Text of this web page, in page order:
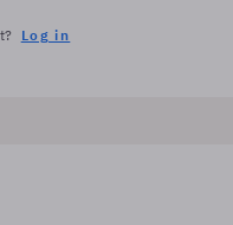
Log in